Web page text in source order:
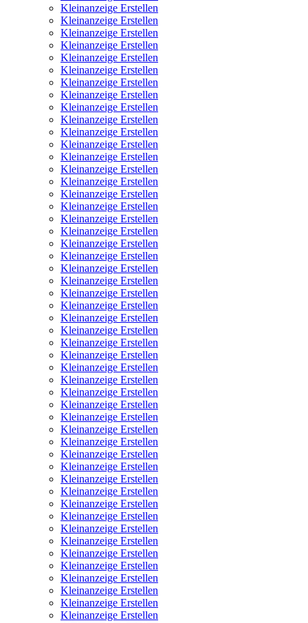
Kleinanzeige Erstellen
Kleinanzeige Erstellen
Kleinanzeige Erstellen
Kleinanzeige Erstellen
Kleinanzeige Erstellen
Kleinanzeige Erstellen
Kleinanzeige Erstellen
Kleinanzeige Erstellen
Kleinanzeige Erstellen
Kleinanzeige Erstellen
Kleinanzeige Erstellen
Kleinanzeige Erstellen
Kleinanzeige Erstellen
Kleinanzeige Erstellen
Kleinanzeige Erstellen
Kleinanzeige Erstellen
Kleinanzeige Erstellen
Kleinanzeige Erstellen
Kleinanzeige Erstellen
Kleinanzeige Erstellen
Kleinanzeige Erstellen
Kleinanzeige Erstellen
Kleinanzeige Erstellen
Kleinanzeige Erstellen
Kleinanzeige Erstellen
Kleinanzeige Erstellen
Kleinanzeige Erstellen
Kleinanzeige Erstellen
Kleinanzeige Erstellen
Kleinanzeige Erstellen
Kleinanzeige Erstellen
Kleinanzeige Erstellen
Kleinanzeige Erstellen
Kleinanzeige Erstellen
Kleinanzeige Erstellen
Kleinanzeige Erstellen
Kleinanzeige Erstellen
Kleinanzeige Erstellen
Kleinanzeige Erstellen
Kleinanzeige Erstellen
Kleinanzeige Erstellen
Kleinanzeige Erstellen
Kleinanzeige Erstellen
Kleinanzeige Erstellen
Kleinanzeige Erstellen
Kleinanzeige Erstellen
Kleinanzeige Erstellen
Kleinanzeige Erstellen
Kleinanzeige Erstellen
Kleinanzeige Erstellen